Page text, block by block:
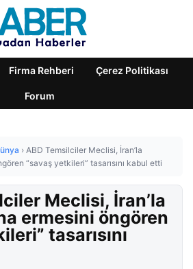
Firma Rehberi Çerez Politikası
Forum
› ABD Temsilciler Meclisi, İran’la
“savaş yetkileri” tasarısını kabul etti
Meclisi, İran’la
ermesini öngören
tasarısını